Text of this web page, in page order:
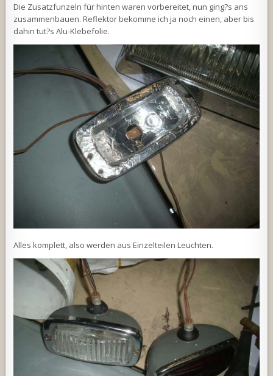
Die Zusatzfunzeln für hinten waren vorbereitet, nun ging?s ans
zusammenbauen. Reflektor bekomme ich ja noch einen, aber bis
dahin tut?s Alu-Klebefolie.
Alles komplett, also werden aus Einzelteilen Leuchten.